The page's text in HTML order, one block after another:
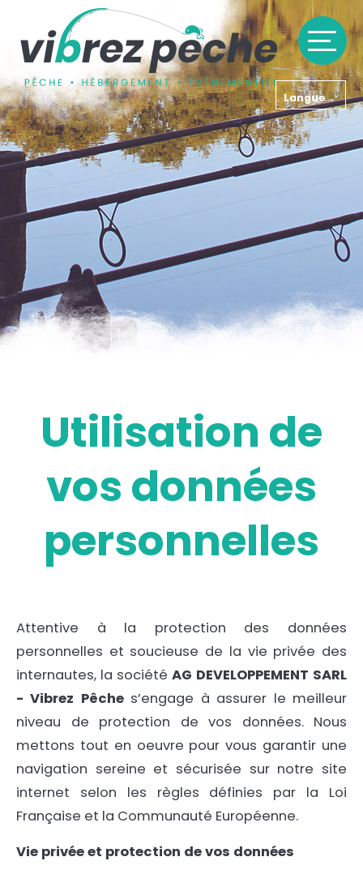
Langue
Utilisation de
vos données
personnelles
Attentive à la protection des données
personnelles et soucieuse de la vie privée des
internautes, la société AG DEVELOPPEMENT SARL
- Vibrez Pêches’engage à assurer le meilleur
niveau de protection de vos données. Nous
mettons tout en oeuvre pour vous garantir une
navigation sereine et sécurisée sur notre site
internet selon les règles définies par la Loi
Française et la Communauté Européenne.
Vie privée et protection de vos données